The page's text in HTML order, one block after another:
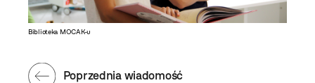
Biblioteka MOCAK-u
Poprzednia wiadomość